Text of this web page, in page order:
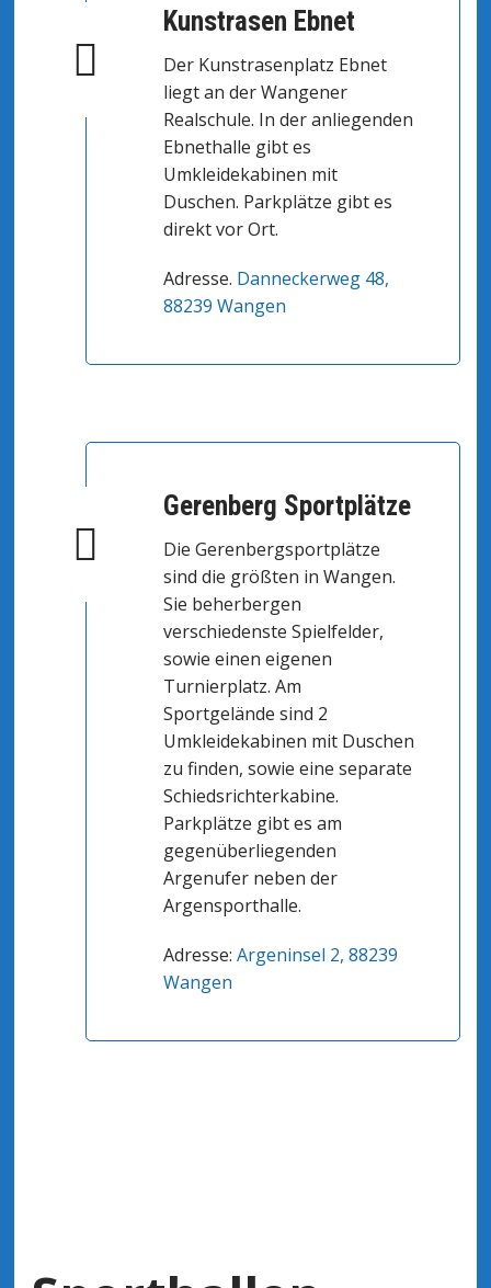
Kunstrasen Ebnet
Der Kunstrasenplatz Ebnet
liegt an der Wangener
Realschule. In der anliegenden
Ebnethalle gibt es
Umkleidekabinen mit
Duschen. Parkplätze gibt es
direkt vor Ort.
Adresse. Danneckerweg 48,
88239 Wangen
Gerenberg Sportplätze
Die Gerenbergsportplätze
sind die größten in Wangen.
Sie beherbergen
verschiedenste Spielfelder,
sowie einen eigenen
Turnierplatz. Am
Sportgelände sind 2
Umkleidekabinen mit Duschen
zu finden, sowie eine separate
Schiedsrichterkabine.
Parkplätze gibt es am
gegenüberliegenden
Argenufer neben der
Argensporthalle.
Adresse:Argeninsel 2, 88239
Wangen